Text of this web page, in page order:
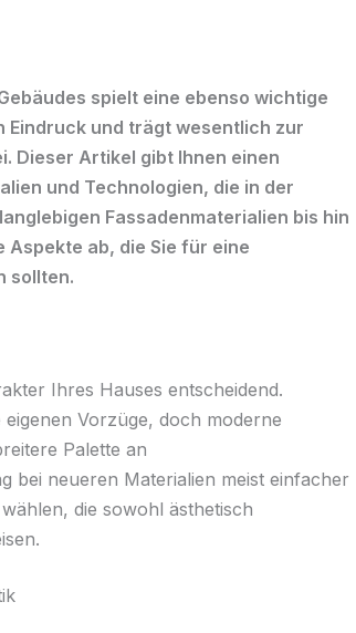
spielt eine ebenso wichtige
Eindruck und trägt wesentlich zur
Dieser Artikel gibt Ihnen einen
und Technologien, die in der
Fassadenmaterialien bis hin
ab, die Sie für eine
sollten.
Ihres Hauses entscheidend.
Vorzüge, doch moderne
Palette an
bei neueren Materialien meist einfacher
die sowohl ästhetisch